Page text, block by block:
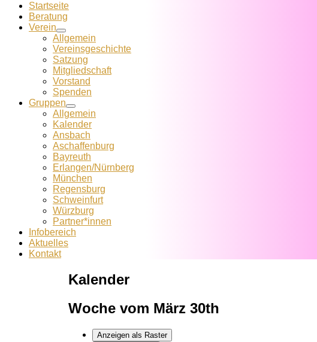
Startseite
Beratung
Verein
Allgemein
Vereins­geschichte
Satzung
Mitglied­schaft
Vorstand
Spenden
Gruppen
Allgemein
Kalender
Ansbach
Aschaffenburg
Bayreuth
Erlangen/Nürnberg
München
Regensburg
Schweinfurt
Würzburg
Partner*innen
Infobereich
Aktuelles
Kontakt
Kalender
Woche vom März 30th
Anzeigen als Raster